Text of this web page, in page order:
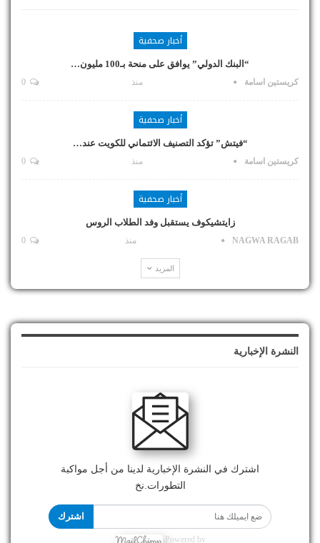
أخبار صحفية
“البنك الدولي” يوافق على منحة بـ100 مليون…
كريستين اسامة منذ
أخبار صحفية
“فيتش” تؤكد التصنيف الائتماني للكويت عند…
كريستين اسامة منذ
أخبار صحفية
زايتشيكوف يستقبل وفد الطلاب الروس
NAGWA RAGAB منذ
المزيد
النشرة الإخبارية
اشترك في النشرة الإخبارية لدينا من أجل مواكبة
التطورات.نخ
اشترك
Powered by